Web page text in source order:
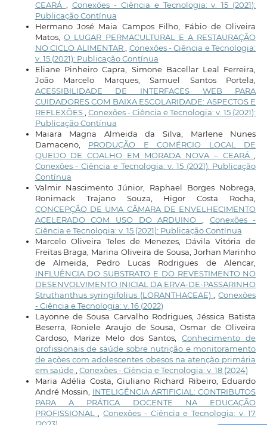
CEARÁ
Conexões - Ciência e Tecnologia: v. 15 (2021):
Publicação Contínua
Hermano José Maia Campos Filho, Fábio de Oliveira
Matos, O LUGAR PERMACULTURAL E A RESTAURAÇÃO
NO CICLO ALIMENTAR
Conexões - Ciência e Tecnologia:
v. 15 (2021): Publicação Contínua
Eliane Pinheiro Capra, Simone Bacellar Leal Ferreira,
João Marcelo Marques, Samuel Santos Portela,
ACESSIBILIDADE DE INTERFACES WEB PARA
CUIDADORES COM BAIXA ESCOLARIDADE: ASPECTOS E
REFLEXÕES Conexões - Ciência e Tecnologia: v. 15 (2021):
Publicação Contínua
Maiara Magna Almeida da Silva, Marlene Nunes
Damaceno, PRODUÇÃO E COMÉRCIO LOCAL DE
QUEIJO DE COALHO EM MORADA NOVA – CEARÁ
Conexões - Ciência e Tecnologia: v. 15 (2021): Publicação
Contínua
Valmir Nascimento Júnior, Raphael Borges Nobrega,
Ronimack Trajano Souza, Higor Costa Rocha,
CONCEPÇÃO DE UMA CÂMARA DE ENVELHECIMENTO
ACELERADO COM USO DO ARDUINO
Conexões -
Ciência e Tecnologia: v. 15 (2021): Publicação Contínua
Marcelo Oliveira Teles de Menezes, Dávila Vitória de
Freitas Braga, Marina Oliveira de Sousa, Jorhan Marinho
de Almeida, Pedro Lucas Rodrigues de Alencar,
INFLUÊNCIA DO SUBSTRATO E DO REVESTIMENTO NO
DESENVOLVIMENTO INICIAL DA ERVA-DE-PASSARINHO
Struthanthus syringifolius (LORANTHACEAE)
,Conexões
- Ciência e Tecnologia: v. 16 (2022)
Layonne de Sousa Carvalho Rodrigues, Jéssica Batista
Beserra, Roniele Araujo de Sousa, Osmar de Oliveira
Cardoso, Marize Melo dos Santos,Conhecimento de
profissionais de saúde sobre nutrição e monitoramento
de ações com adolescentes obesos na atenção primária
em saúde Conexões - Ciência e Tecnologia: v. 18 (2024)
Maria Adélia Costa, Giuliano Richard Ribeiro, Eduardo
André Mossin, INTELIGÊNCIA ARTIFICIAL: CONTRIBUTOS
PARA A PRÁTICA DOCENTE NA EDUCAÇÃO
PROFISSIONAL
,Conexões - Ciência e Tecnologia: v. 17